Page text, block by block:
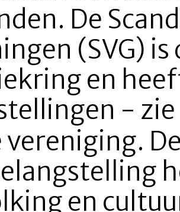
De
(SVG)
en
-
vereniging.
en